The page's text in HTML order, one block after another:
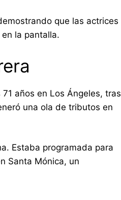
que las actrices
la pantalla.
años en Los Ángeles, tras
una ola de tributos en
Estaba programada para
Santa Mónica, un